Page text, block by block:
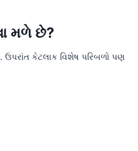
મળે છે?
કેટલાક વિશેષ પરિબળો પણ